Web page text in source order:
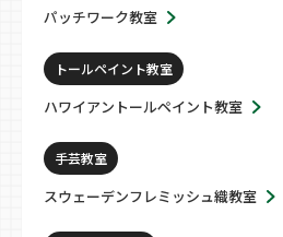
パッチワーク教室
トールペイント教室
ハワイアントールペイント教室
手芸教室
スウェーデンフレミッシュ織教室